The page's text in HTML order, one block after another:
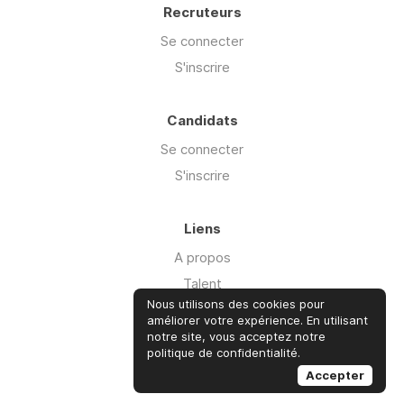
Recruteurs
Se connecter
S'inscrire
Candidats
Se connecter
S'inscrire
Liens
A propos
Talent
Offre Cyber'isk
Ressources
Advisory
Nous utilisons des cookies pour
améliorer votre expérience. En utilisant
notre site, vous acceptez notre
politique de confidentialité.
Accepter